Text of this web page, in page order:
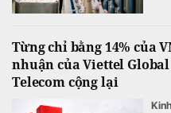
Từng chỉ bằng 14% của
nhuận của Viettel
Telecom cộng lại